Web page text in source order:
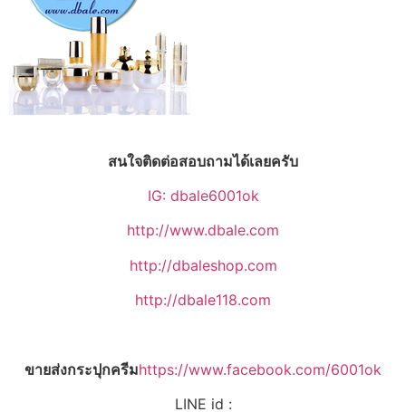
สนใจติดต่อสอบถามได้เลยครับ
IG: dbale6001ok
http://www.dbale.com
http://dbaleshop.com
http://dbale118.com
ขายส่งกระปุกครีมhttps://www.facebook.com/6001ok
LINE id :